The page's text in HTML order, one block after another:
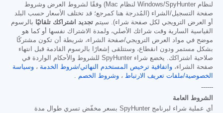
لنظام Windows/SpyHunter لنظام Mac) وفقًا لشروط العرض وشروط
صفحة التسجيل/الشراء (المُدرجة هنا كمرجع؛ قد تختلف الأسعار حسب البلد
أو العرض الترويجي لكل صفحة شراء). سيتم تجديد اشتراكك تلقائيًا بالرسوم
القياسية السارية وقت شرائك الأصلي، ولمدة الاشتراك نفسها أو كما هو
موضح في مواد العرض الترويجي/صفحة الشراء، شريطة أن تكون مشتركًا
بشكل مستمر ودون انقطاع، وستتلقى إشعارًا بالرسوم القادمة قبل انتهاء
صلاحية اشتراكك. يخضع شراء SpyHunter للشروط والأحكام الواردة في
صفحة الشراء، واتفاقية ترخيص المستخدم النهائي/شروط الخدمة ، وسياسة
الخصوصية/ملفات تعريف الارتباط ، وشروط الخصم .
------
الشروط العامة
أي عملية شراء لبرنامج SpyHunter بسعر مخفّض تسري طوال مدة